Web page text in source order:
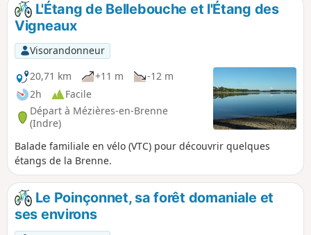
L'Étang de Bellebouche et l'Étang des
Vigneaux
Visorandonneur
20,71 km
+11 m
-12 m
2h
Facile
Départ à Mézières-en-Brenne
(Indre)
Balade familiale en vélo (VTC) pour découvrir quelques
étangs de la Brenne.
Le Poinçonnet, sa forêt domaniale et
ses environs